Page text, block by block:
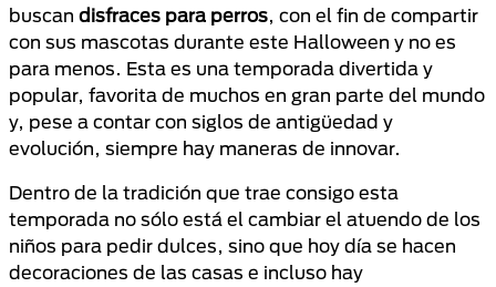
buscan disfraces para perros, con el fin de compartir
con sus mascotas durante este Halloween y no es
para menos. Esta es una temporada divertida y
popular, favorita de muchos en gran parte del mundo
y, pese a contar con siglos de antigüedad y
evolución, siempre hay maneras de innovar.
Dentro de la tradición que trae consigo esta
temporada no sólo está el cambiar el atuendo de los
niños para pedir dulces, sino que hoy día se hacen
decoraciones de las casas e incluso hay